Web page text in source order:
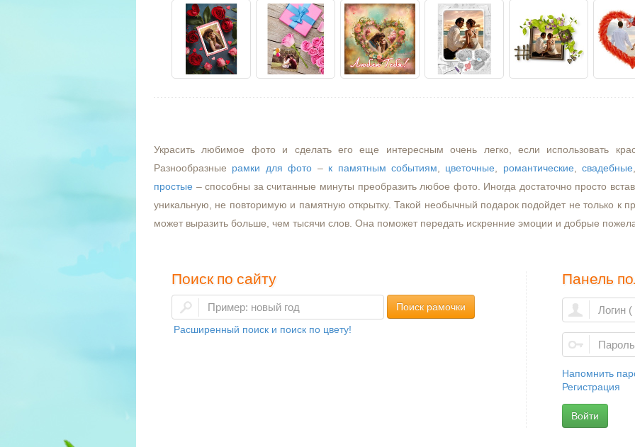
Украсить любимое фото и сделать его еще интересным очень легко, если использовать
Разнообразные рамки для фото – к памятным событиям цветочные романтические ,свадебные
простые – способны за считанные минуты преобразить любое фото. Иногда достаточно просто
уникальную, не повторимую и памятную открытку. Такой необычный подарок подойдет не только к
может выразить больше, чем тысячи слов. Она поможет передать искренние эмоции и добрые
Поиск по сайту
Поиск рамочки
Расширенный поиск и поиск по цвету!
Панель
Напомнить
Регистрация
Войти